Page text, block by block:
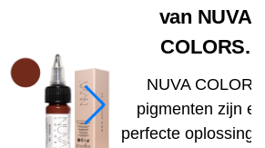
van NUVA
COLORS.
NUVA COLORS
pigmenten zijn
perfecte oplossing